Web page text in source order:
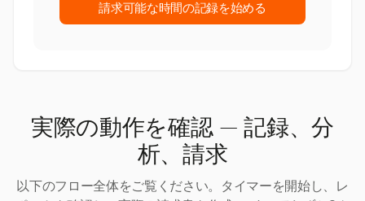
請求可能な時間の記録を始める
実際の動作を確認 — 記録、分
析、請求
以下のフロー全体をご覧ください。タイマーを開始し、レ